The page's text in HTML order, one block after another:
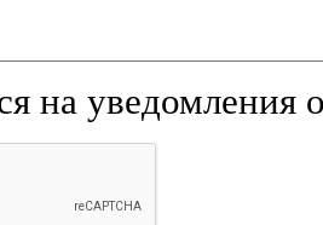
на уведомления